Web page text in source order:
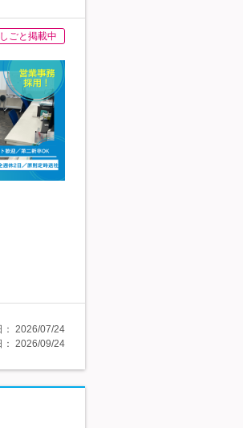
ごと掲載中
2026/07/24
2026/09/24